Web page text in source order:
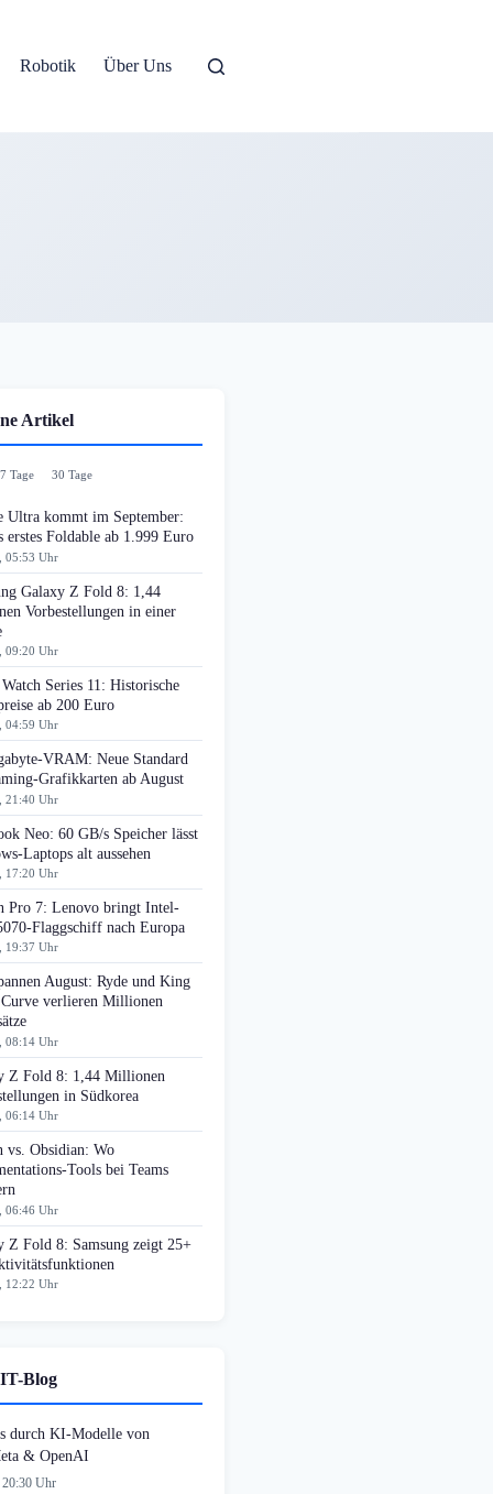
Robotik Über Uns
Artikel
7 Tage 30 Tage
Ultra kommt im September:
erstes Foldable ab 1.999 Euro
05:53 Uhr
Galaxy Z Fold 8: 1,44
Vorbestellungen in einer
09:20 Uhr
Series 11: Historische
ab 200 Euro
04:59 Uhr
VRAM: Neue Standard
Grafikkarten ab August
21:40 Uhr
Neo: 60 GB/s Speicher lässt
Laptops alt aussehen
17:20 Uhr
Pro 7: Lenovo bringt Intel-
Flaggschiff nach Europa
19:37 Uhr
August: Ryde und King
verlieren Millionen
08:14 Uhr
Z Fold 8: 1,44 Millionen
in Südkorea
06:14 Uhr
vs. Obsidian: Wo
Tools bei Teams
06:46 Uhr
Z Fold 8: Samsung zeigt 25+
12:22 Uhr
Blog
durch KI-Modelle von
& OpenAI
20:30 Uhr